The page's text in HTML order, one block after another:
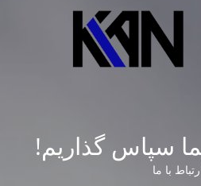
سپاس گذاریم!
با ما